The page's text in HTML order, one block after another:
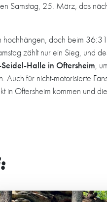
Samstag, 25. März, das
hochhängen, doch beim
zählt nur ein Sieg, und
Halle in Oftersheim,
für nicht-motorisierte
Oftersheim kommen und